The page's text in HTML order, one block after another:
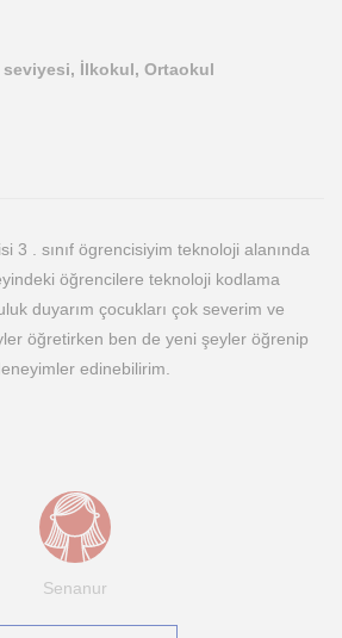
İlkokul, Ortaokul
3 . sınıf ögrencisiyim teknoloji alanında
öğrencilere teknoloji kodlama
duyarım çocukları çok severim ve
öğretirken ben de yeni şeyler öğrenip
edinebilirim.
Senanur